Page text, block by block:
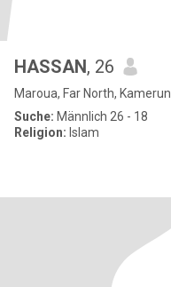
HASSAN, 26
Maroua, Far North, Kamerun
Suche: Männlich 26 - 18
Religion: Islam